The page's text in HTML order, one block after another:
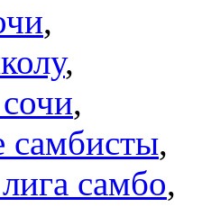
,
,
,
самбисты,
самбо,